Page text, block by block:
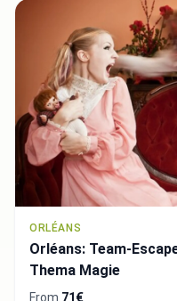
ORLÉANS
Orléans: Team-
Thema Magie
From 71€